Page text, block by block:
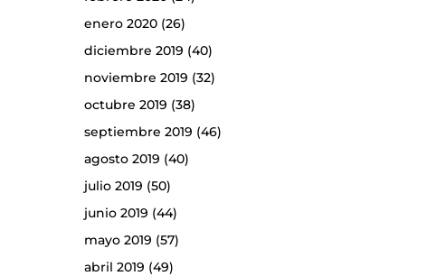
enero 2020(26)
diciembre 2019 (40)
noviembre 2019 (32)
octubre 2019 (38)
septiembre 2019 (46)
agosto 2019 (40)
julio 2019 (50)
junio 2019 (44)
mayo 2019 (57)
abril 2019 (49)